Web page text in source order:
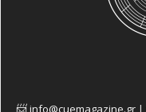
info@cuemagazine.gr |